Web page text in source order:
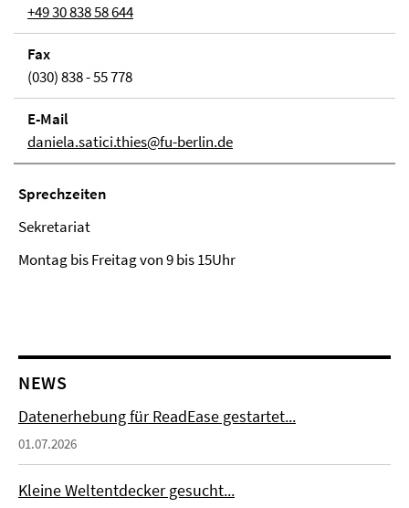
+49 30 838 58 644
Fax
(030) 838 - 55 778
E-Mail
daniela.satici.thies@fu-berlin.de
Sprech­zei­ten
Sekretariat
Montag bis Freitag von 9 bis 15Uhr
NEWS
Datenerhebung für ReadEase gestartet...
01.07.2026
Kleine Weltentdecker gesucht...